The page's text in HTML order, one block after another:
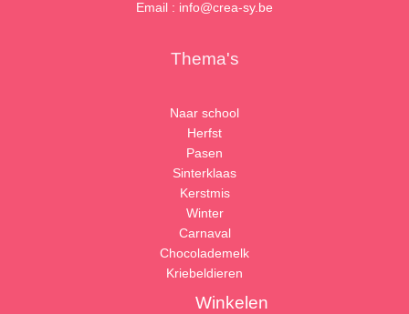
Email : info@crea-sy.be
Thema's
Naar school
Herfst
Pasen
Sinterklaas
Kerstmis
Winter
Carnaval
Chocolademelk
Kriebeldieren
Winkelen